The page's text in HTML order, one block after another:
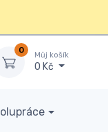
0
Můj košík
0 Kč